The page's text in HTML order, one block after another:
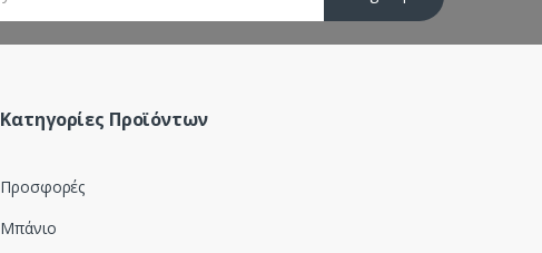
Κατηγορίες Προϊόντων
Προσφορές
Μπάνιο